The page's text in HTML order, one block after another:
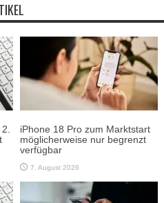
iPhone 18 Pro zum Marktstart
möglicherweise nur begrenzt
verfügbar
7. August 2026